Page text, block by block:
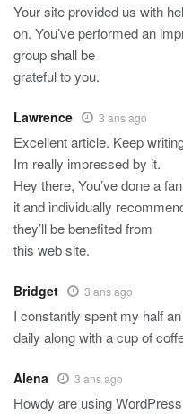
Your site provided us with
on. You’ve performed an
group shall be
grateful to you.
Lawrence 3 ans ago
Excellent article. Keep
Im really impressed by it.
Hey there, You’ve done a
it and individually
they’ll be benefited from
this web site.
Bridget 3 ans ago
I constantly spent my half
daily along with a cup of
Alena 3 ans ago
Howdy are using